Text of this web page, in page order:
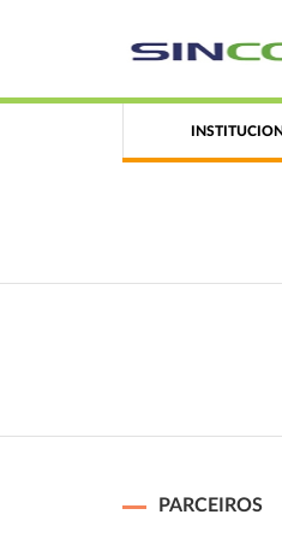
PARCEIROS